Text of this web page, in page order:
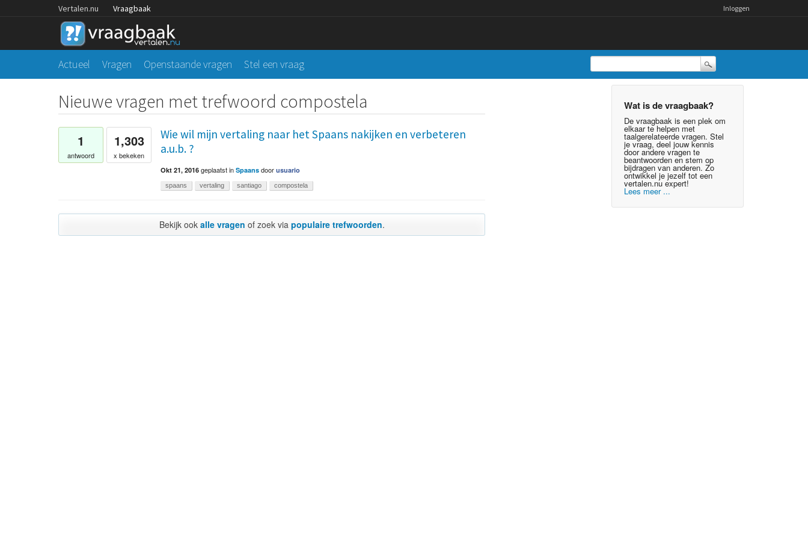
Vertalen.nu Vraagbaak Inloggen
Actueel Vragen Openstaande vragen Stel een vraag
Wat is de vraagbaak?
De vraagbaak is een plek om
elkaar te helpen met
taalgerelateerde vragen. Stel
je vraag, deel jouw kennis
door andere vragen te
beantwoorden en stem op
bijdragen van anderen. Zo
ontwikkel je jezelf tot een
vertalen.nu expert!
Lees meer ...
Nieuwe vragen met trefwoord compostela
1
antwoord
1,303
x bekeken
Wie wil mijn vertaling naar het Spaans nakijken en verbeteren
a.u.b. ?
Okt 21, 2016 geplaatstin Spaans door usuario
spaans vertaling santiago compostela
Bekijk ook alle vragen of zoek via populaire trefwoorden.